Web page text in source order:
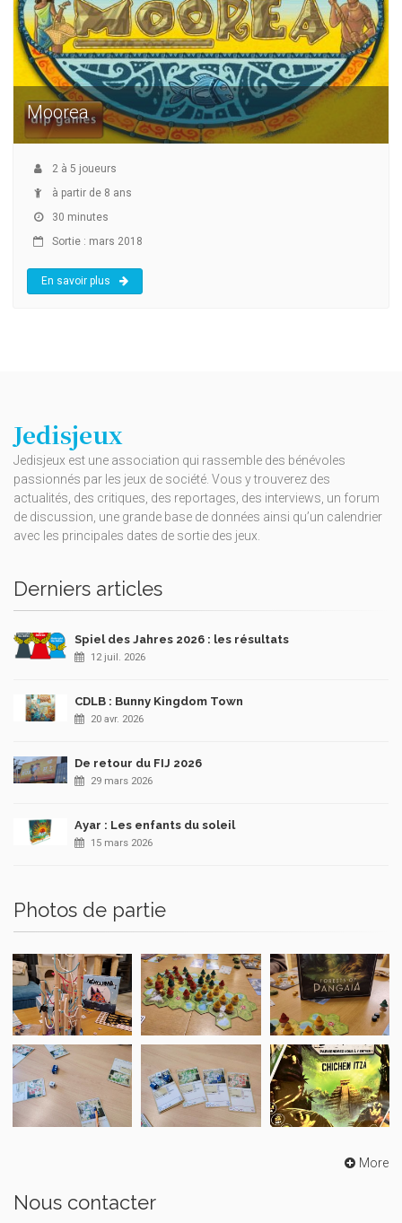
Moorea
2 à 5 joueurs
à partir de 8 ans
30 minutes
Sortie : mars 2018
En savoir plus
Jedisjeux
Jedisjeux est une association qui rassemble des bénévoles
passionnés par les jeux de société. Vous y trouverez des
actualités, des critiques, des reportages, des interviews, un forum
de discussion, une grande base de données ainsi qu’un calendrier
avec les principales dates de sortie des jeux.
Derniers articles
Spiel des Jahres 2026 : les résultats
12 juil. 2026
CDLB : Bunny Kingdom Town
20 avr. 2026
De retour du FIJ 2026
29 mars 2026
Ayar : Les enfants du soleil
15 mars 2026
Photos de partie
More
Nous contacter